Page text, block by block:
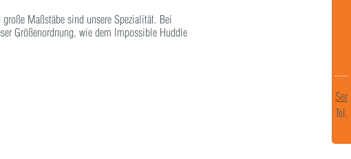
Maßstäbe sind unsere Spezialität. Bei
Größenordnung, wie dem Impossible Huddle